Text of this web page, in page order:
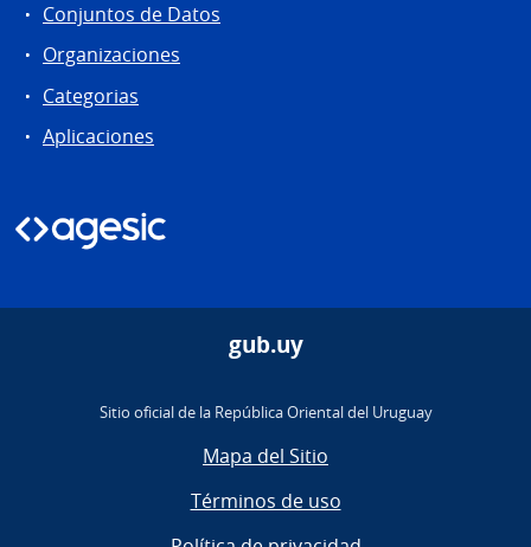
Conjuntos de Datos
Organizaciones
Categorias
Aplicaciones
gub.uy
Sitio oficial de la República Oriental del Uruguay
Mapa del Sitio
Términos de uso